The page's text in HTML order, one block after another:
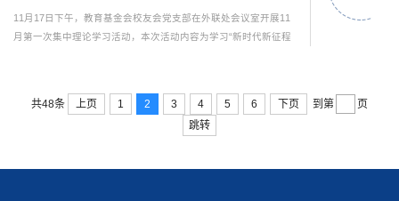
基...
11月17日下午，教育基金会校友会党支部在外联处会议室开展11
月第一次集中理论学习活动，本次活动内容为学习“新时代新征程
斗，谱写新时代中国特色社会主义更加绚丽的华章 ——热烈祝贺
中国共产党第二十次全国代表大会胜利闭幕。本次学习由支部书
记周宇主持。学习结束，支部党员就学习内容进行了热烈讨论...
共48条 上页 1 2 3 4 5 6 下页 到第
页
跳转